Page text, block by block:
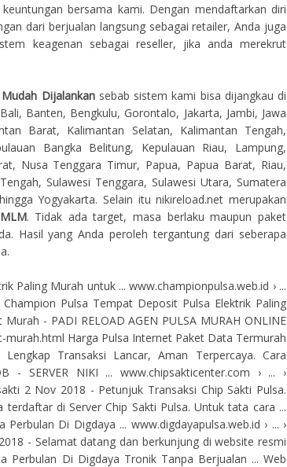
bersama kami. Dengan mendaftarkan diri
dari berjualan langsung sebagai retailer, Anda juga
keagenan sebagai reseller, jika anda merekrut
Dijalankansebab sistem kami bisa dijangkau di
Banten, Bengkulu, Gorontalo, Jakarta, Jambi, Jawa
Barat, Kalimantan Selatan, Kalimantan Tengah,
Bangka Belitung, Kepulauan Riau, Lampung,
Nusa Tenggara Timur, Papua, Papua Barat, Riau,
Sulawesi Tenggara, Sulawesi Utara, Sumatera
Yogyakarta. Selain itu nikireload.net merupakan
. Tidak ada target, masa berlaku maupun paket
Hasil yang Anda peroleh tergantung dari seberapa
Paling Murah untuk ... www.championpulsa.web.id › ...
Pulsa Tempat Deposit Pulsa Elektrik Paling
- PADI RELOAD AGEN PULSA MURAH ONLINE
Harga Pulsa Internet Paket Data Termurah
Transaksi Lancar, Aman Terpercaya. Cara
- SERVER NIKI ... www.chipsakticenter.com › ... ›
2 Nov 2018 - Petunjuk Transaksi Chip Sakti Pulsa.
di Server Chip Sakti Pulsa. Untuk tata cara ...
Di Digdaya ... www.digdayapulsa.web.id › ... ›
- Selamat datang dan berkunjung di website resmi
Perbulan Di Digdaya Tronik Tanpa Berjualan ... Web